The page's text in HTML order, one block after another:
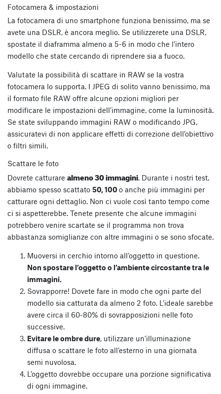
Fotocamera & impostazioni
La fotocamera di uno smartphone funziona benissimo, ma se
avete una DSLR, è ancora meglio. Se utilizzerete una DSLR,
spostate il diaframma almeno a 5-6 in modo che l’intero
modello che state cercando di riprendere sia a fuoco.
Valutate la possibilità di scattare in RAW se la vostra
fotocamera lo supporta. I JPEG di solito vanno benissimo, ma
il formato file RAW offre alcune opzioni migliori per
modificare le impostazioni dell’immagine, come la luminosità.
Se state sviluppando immagini RAW o modificando JPG,
assicuratevi di non applicare effetti di correzione dell’obiettivo
o filtri simili.
Scattare le foto
Dovrete catturare almeno 30 immagini. Durante i nostri test,
abbiamo spesso scattato 50, 100o anche più immagini per
catturare ogni dettaglio. Non ci vuole così tanto tempo come
ci si aspetterebbe. Tenete presente che alcune immagini
potrebbero venire scartate se il programma non trova
abbastanza somiglianze con altre immagini o se sono sfocate.
Muoversi in cerchio intorno all’oggetto in questione.
Non spostare l’oggetto o l’ambiente circostante tra le
immagini.
Sovrapporre! Dovete fare in modo che ogni parte del
modello sia catturata da almeno 2 foto. L’ideale sarebbe
avere circa il 60-80% di sovrapposizioni nelle foto
successive.
Evitare le ombre dure, utilizzare un’illuminazione
diffusa o scattare le foto all’esterno in una giornata
semi nuvolosa.
L’oggetto dovrebbe occupare una porzione significativa
di ogni immagine.